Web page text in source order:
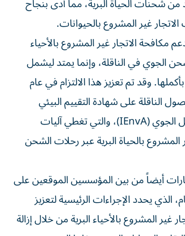
غير المشروع بالحيوانات.
مكافحة الاتجار غير المشروع بالأحياء
الجوي في الناقلة، وإنما يمتد ليشمل
وقد تم تعزيز هذا الالتزام في عام
الناقلة على شهادة التقييم البيئي
للاتحاد الدولي للنقل الجوي (IEnvA)، والتي تغطي آليات
المشروع بالحياة البرية عبر رحلات الشحن
أيضاً من بين المؤسسين الموقعين على
الذي يحدد الإجراءات الرئيسية لتعزيز
غير المشروع بالأحياء البرية من خلال إزالة